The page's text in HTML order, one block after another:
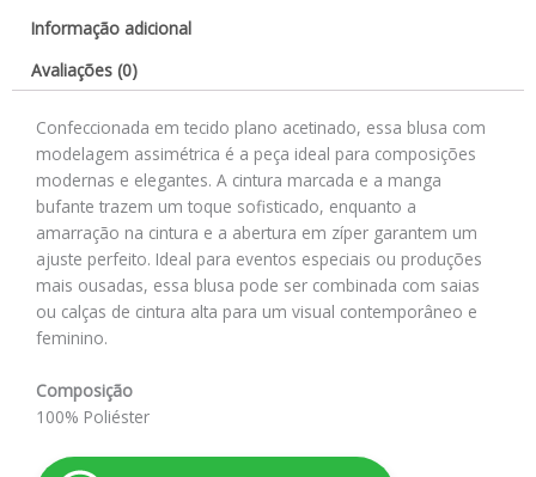
Informação adicional
Avaliações (0)
Confeccionada em tecido plano acetinado, essa blusa com
modelagem assimétrica é a peça ideal para composições
modernas e elegantes. A cintura marcada e a manga
bufante trazem um toque sofisticado, enquanto a
amarração na cintura e a abertura em zíper garantem um
ajuste perfeito. Ideal para eventos especiais ou produções
mais ousadas, essa blusa pode ser combinada com saias
ou calças de cintura alta para um visual contemporâneo e
feminino.
Composição
100% Poliéster